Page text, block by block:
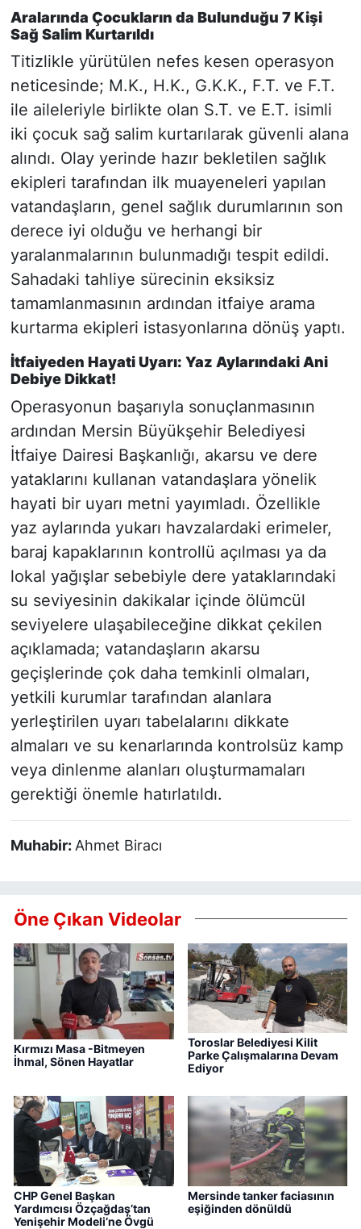
Aralarında Çocukların da Bulunduğu 7 Kişi
Sağ Salim Kurtarıldı
Titizlikle yürütülen nefes kesen operasyon
neticesinde; M.K., H.K., G.K.K., F.T. ve F.T.
ile aileleriyle birlikte olan S.T. ve E.T. isimli
iki çocuk sağ salim kurtarılarak güvenli alana
alındı. Olay yerinde hazır bekletilen sağlık
ekipleri tarafından ilk muayeneleri yapılan
vatandaşların, genel sağlık durumlarının son
derece iyi olduğu ve herhangi bir
yaralanmalarının bulunmadığı tespit edildi.
Sahadaki tahliye sürecinin eksiksiz
tamamlanmasının ardından itfaiye arama
kurtarma ekipleri istasyonlarına dönüş yaptı.
İtfaiyeden Hayati Uyarı: Yaz Aylarındaki Ani
Debiye Dikkat!
Operasyonun başarıyla sonuçlanmasının
ardından Mersin Büyükşehir Belediyesi
İtfaiye Dairesi Başkanlığı, akarsu ve dere
yataklarını kullanan vatandaşlara yönelik
hayati bir uyarı metni yayımladı. Özellikle
yaz aylarında yukarı havzalardaki erimeler,
baraj kapaklarının kontrollü açılması ya da
lokal yağışlar sebebiyle dere yataklarındaki
su seviyesinin dakikalar içinde ölümcül
seviyelere ulaşabileceğine dikkat çekilen
açıklamada; vatandaşların akarsu
geçişlerinde çok daha temkinli olmaları,
yetkili kurumlar tarafından alanlara
yerleştirilen uyarı tabelalarını dikkate
almaları ve su kenarlarında kontrolsüz kamp
veya dinlenme alanları oluşturmamaları
gerektiği önemle hatırlatıldı.
Muhabir: Ahmet Biracı
Öne Çıkan Videolar
Kırmızı Masa -Bitmeyen
İhmal, Sönen Hayatlar
Toroslar Belediyesi Kilit
Parke Çalışmalarına Devam
Ediyor
CHP Genel Başkan
Yardımcısı Özçağdaş’tan
Yenişehir Modeli’ne Övgü
Mersinde tanker faciasının
eşiğinden dönüldü